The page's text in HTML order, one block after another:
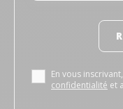
En vous
confidentialité et